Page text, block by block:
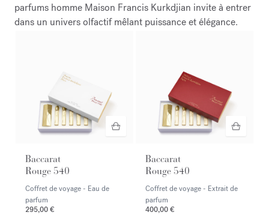
parfums homme Maison Francis Kurkdjian invite à entrer
dans un univers olfactif mêlant puissance et élégance.
Baccarat
Rouge 540
Coffret de voyage - Eau de
parfum
295,00 €
Baccarat
Rouge 540
Coffret de voyage - Extrait de
parfum
400,00 €